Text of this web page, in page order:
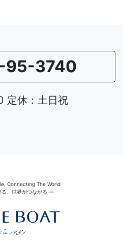
95-3740
定休：土日祝
Connecting The World
、世界がつながる ―